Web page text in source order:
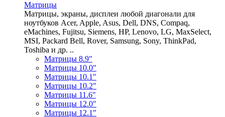
Матрицы
Матрицы, экраны, дисплеи любой диагонали для
ноутбуков Acer, Apple, Asus, Dell, DNS, Compaq,
eMachines, Fujitsu, Siemens, HP, Lenovo, LG, MaxSelect,
MSI, Packard Bell, Rover, Samsung, Sony, ThinkPad,
Toshiba и др. ..
Матрицы 8.9"
Матрицы 10.0"
Матрицы 10.1"
Матрицы 10.2"
Матрицы 11.6"
Матрицы 12.0"
Матрицы 12.1"